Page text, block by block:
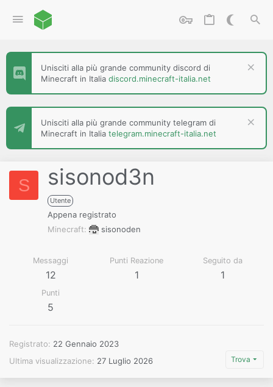
Unisciti alla più grande community discord di
Minecraft in Italia discord.minecraft-italia.net
Unisciti alla più grande community telegram di
Minecraft in Italia telegram.minecraft-italia.net
S sisonod3n
Utente
Appena registrato
Minecraft
sisonoden
Messaggi
12
Punti Reazione
1
Seguito da
1
Punti
5
Registrato
22 Gennaio 2023
Ultima visualizzazione
27 Luglio 2026 Trova